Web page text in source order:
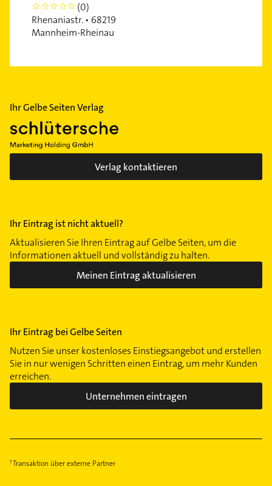
0
(0)
Rhenaniastr. • 68219
Mannheim-Rheinau
Ihr Gelbe Seiten Verlag
Verlag kontaktieren
Ihr Eintrag ist nicht aktuell?
Aktualisieren Sie Ihren Eintrag auf Gelbe Seiten, um die
Informationen aktuell und vollständig zu halten.
Meinen Eintrag aktualisieren
Ihr Eintrag bei Gelbe Seiten
Nutzen Sie unser kostenloses Einstiegsangebot und erstellen
Sie in nur wenigen Schritten einen Eintrag, um mehr Kunden
erreichen.
Unternehmen eintragen
Transaktion über externe Partner